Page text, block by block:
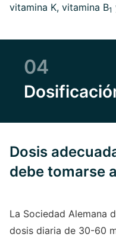
vitamina K, vitamina B1
04
Dosis
debe tomarse
La Sociedad Alemana
dosis diaria de 30-60